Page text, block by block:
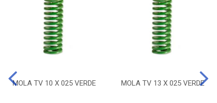
MOLA TV 10 X 025 VERDE MOLA TV 13 X 025 VERDE